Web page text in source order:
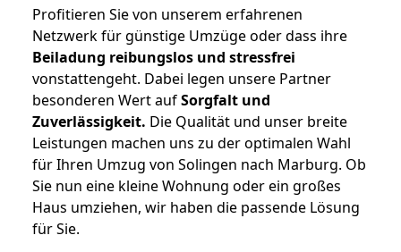
Profitieren Sie von unserem erfahrenen
Netzwerk für günstige Umzüge oder dass ihre
Beiladung reibungslos und stressfrei
vonstattengeht. Dabei legen unsere Partner
besonderen Wert aufSorgfalt und
Zuverlässigkeit. Die Qualität und unser breite
Leistungen machen uns zu der optimalen Wahl
für Ihren Umzug von Solingen nach Marburg. Ob
Sie nun eine kleine Wohnung oder ein großes
Haus umziehen, wir haben die passende Lösung
für Sie.